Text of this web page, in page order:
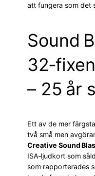
att fungera som det
Sound
– 25 år
Ett av de mer
två små men
Creative Sound
ISA‑ljudkort som
som rapporterades